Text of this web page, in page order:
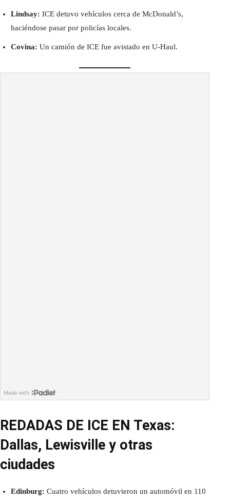
Lindsay: ICE detuvo vehículos cerca de McDonald’s,
haciéndose pasar por policías locales.
Covina: Un camión de ICE fue avistado en U-Haul.
REDADAS DE ICE EN Texas:
Dallas, Lewisville y otras
ciudades
Edinburg: Cuatro vehículos detuvieron un automóvil en 110